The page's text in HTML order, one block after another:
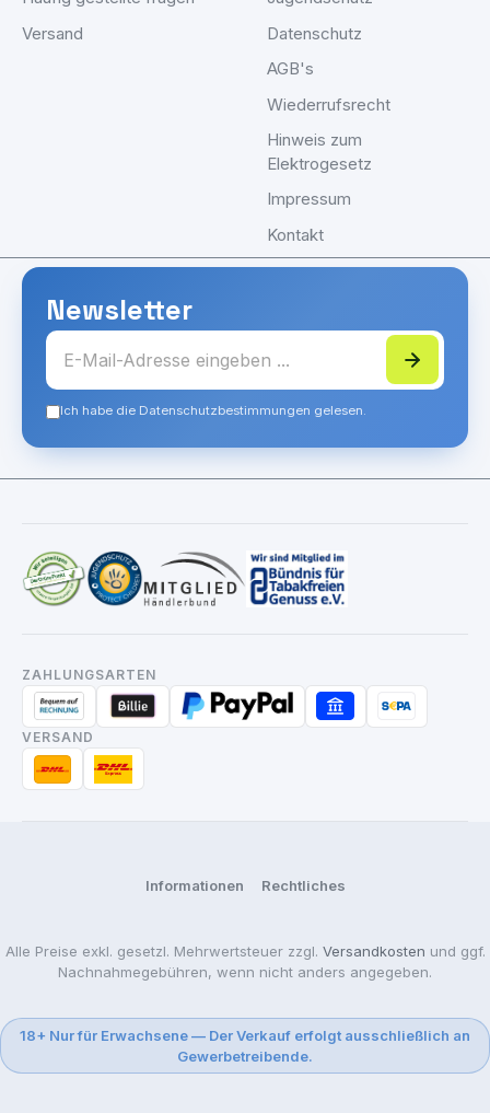
Versand
Datenschutz
AGB's
Wiederrufsrecht
Hinweis zum
Elektrogesetz
Impressum
Kontakt
Newsletter
Ich habe die Datenschutzbestimmungen gelesen.
ZAHLUNGSARTEN
VERSAND
Informationen Rechtliches
Alle Preise exkl. gesetzl. Mehrwertsteuer zzgl. Versandkosten und ggf.
Nachnahmegebühren, wenn nicht anders angegeben.
18+ Nur für Erwachsene — Der Verkauf erfolgt ausschließlich an
Gewerbetreibende.